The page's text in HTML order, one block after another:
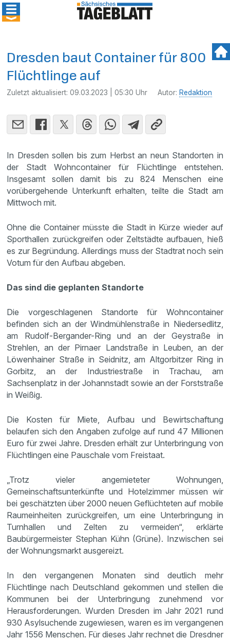
Dresden baut Container für 800
Flüchtlinge auf
Zuletzt aktualisiert:09.03.2023 | 05:30 Uhr Autor: Redaktion
In Dresden sollen bis zum Herbst an neun Standorten in
der Stadt Wohncontainer für Flüchtlinge entstehen.
Insgesamt sollen damit bis zu 824 Menschen eine
vorübergehende Unterkunft erhalten, teilte die Stadt am
Mittwoch mit.
Ohne die Container müsste die Stadt in Kürze wieder auf
Sporthallen zurückgreifen oder Zeltstädte aufbauen, hieß
es zur Begründung. Allerdings muss der Stadtrat noch sein
Votum für den Aufbau abgeben.
Das sind die geplanten Standorte
Die vorgeschlagenen Standorte für Wohncontainer
befinden sich an der Windmühlenstraße in Niedersedlitz,
am Rudolf-Bergander-Ring und an der Geystraße in
Strehlen, an der Pirnaer Landstraße in Leuben, an der
Löwenhainer Straße in Seidnitz, am Altgorbitzer Ring in
Gorbitz, an der Industriestraße in Trachau, am
Sachsenplatz in der Johannstadt sowie an der Forststraße
in Weißig.
Die Kosten für Miete, Aufbau und Bewirtschaftung
belaufen sich den Angaben zufolge auf rund 47 Millionen
Euro für zwei Jahre. Dresden erhält zur Unterbringung von
Flüchtlingen eine Pauschale vom Freistaat.
„Trotz vieler angemieteter Wohnungen,
Gemeinschaftsunterkünfte und Hotelzimmer müssen wir
bei geschätzten über 2000 neuen Geflüchteten auf mobile
Raumeinheiten zurückgreifen, um eine Unterbringung in
Turnhallen und Zelten zu vermeiden“, erklärte
Baubürgermeister Stephan Kühn (Grüne). Inzwischen sei
der Wohnungsmarkt ausgereizt.
In den vergangenen Monaten sind deutlich mehr
Flüchtlinge nach Deutschland gekommen und stellen die
Kommunen bei der Unterbringung zunehmend vor
Herausforderungen. Wurden Dresden im Jahr 2021 rund
930 Asylsuchende zugewiesen, waren es im vergangenen
Jahr 1556 Menschen. Für dieses Jahr rechnet die Dresdner